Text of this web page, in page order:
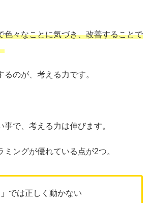
色々なことに気づき、改善することで
のが、考える力です。
事で、考える力は伸びます。
ミングが優れている点が2つ。
では正しく動かない